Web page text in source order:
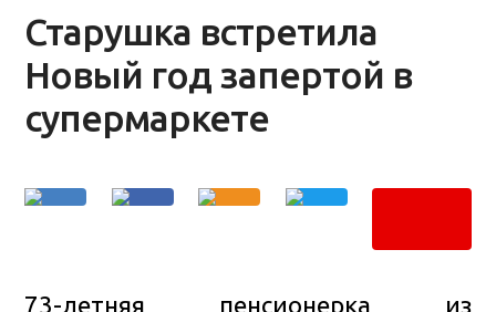
Старушка встретила
Новый год запертой в
супермаркете
73-летняя пенсионерка из